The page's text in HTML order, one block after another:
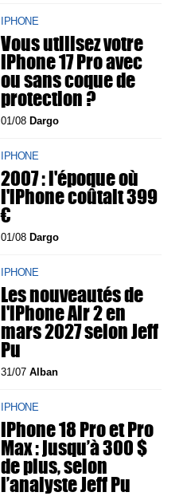
IPHONE
Vous utilisez votre
iPhone 17 Pro avec
ou sans coque de
protection ?
01/08 Dargo
IPHONE
2007 : l'époque où
l'iPhone coûtait 399
€
01/08 Dargo
IPHONE
Les nouveautés de
l'iPhone Air 2 en
mars 2027 selon Jeff
Pu
31/07Alban
IPHONE
iPhone 18 Pro et Pro
Max : jusqu’à 300 $
de plus, selon
l’analyste Jeff Pu